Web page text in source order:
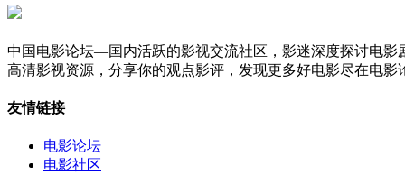
中国电影论坛—国内活跃的影视交流社区，影迷深度探讨电
高清影视资源，分享你的观点影评，发现更多好电影尽在电影
友情链接
电影论坛
电影社区